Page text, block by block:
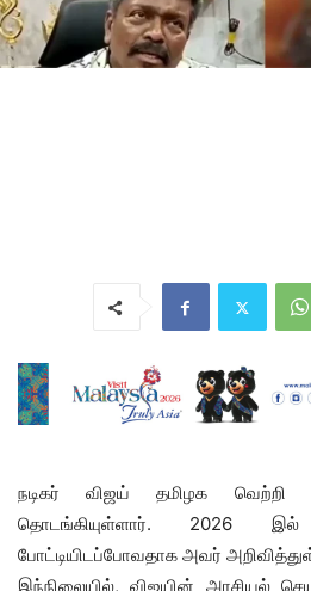
நடிகர் விஜய் தமிழக
தொடங்கியுள்ளார். 2026
போட்டியிடப்போவதாக அவர்
இந்நிலையில், விஜயின் அரசியல்